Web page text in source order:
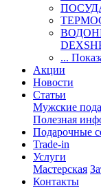
...
Акции
Новости
Статьи
Мужские
Полезная
Подарочные
Trade-in
Услуги
Мастерская
Контакты